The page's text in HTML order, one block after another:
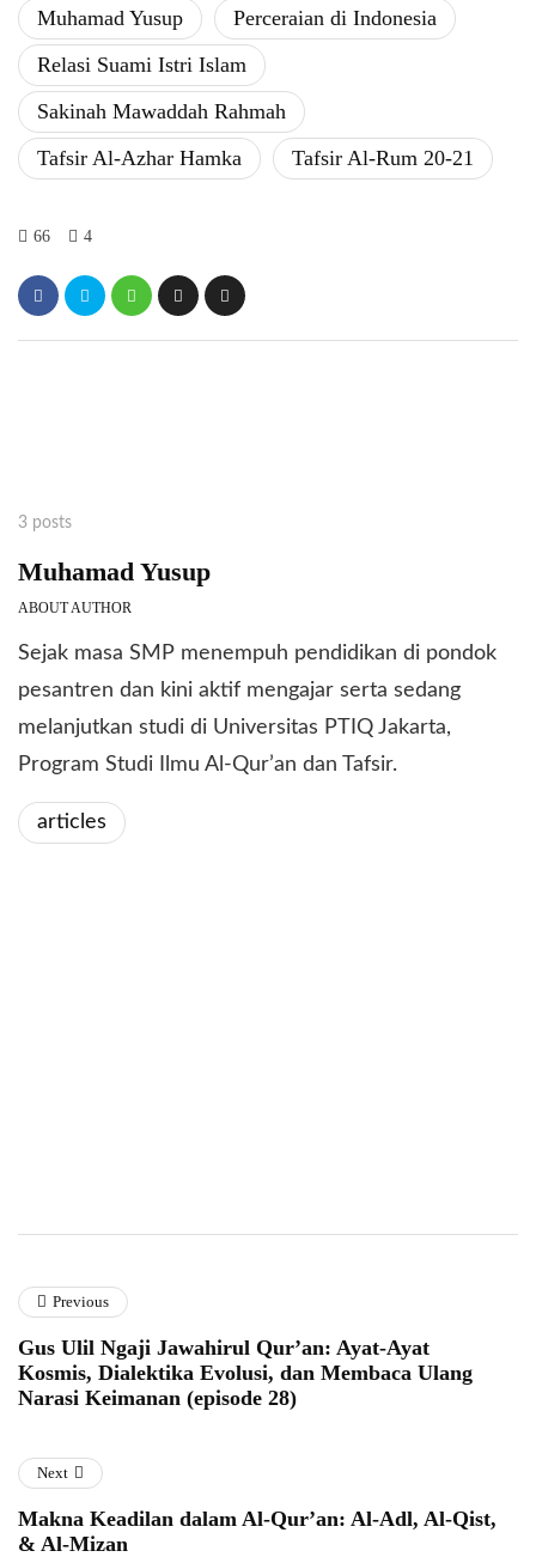
Muhamad Yusup
Perceraian di Indonesia
Relasi Suami Istri Islam
Sakinah Mawaddah Rahmah
Tafsir Al-Azhar Hamka
Tafsir Al-Rum 20-21
66 4
3 posts
Muhamad Yusup
ABOUT AUTHOR
Sejak masa SMP menempuh pendidikan di pondok
pesantren dan kini aktif mengajar serta sedang
melanjutkan studi di Universitas PTIQ Jakarta,
Program Studi Ilmu Al-Qur’an dan Tafsir.
articles
Previous
Gus Ulil Ngaji Jawahirul Qur’an: Ayat-Ayat
Kosmis, Dialektika Evolusi, dan Membaca Ulang
Narasi Keimanan (episode 28)
Next
Makna Keadilan dalam Al-Qur’an: Al-Adl, Al-Qist,
& Al-Mizan